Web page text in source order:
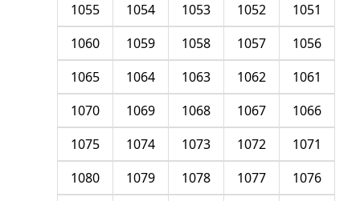
1051
1052
1053
1054
1055
1056
1057
1058
1059
1060
1061
1062
1063
1064
1065
1066
1067
1068
1069
1070
1071
1072
1073
1074
1075
1076
1077
1078
1079
1080